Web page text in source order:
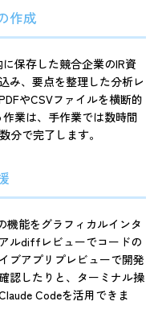
作成
保存した競合企業のIR資
み、要点を整理した分析レ
やCSVファイルを横断的
業は、手作業では数時間
分で完了します。
機能をグラフィカルインタ
ルdiffレビューでコードの
ブアプリプレビューで開発
認したりと、ターミナル操
Codeを活用できま